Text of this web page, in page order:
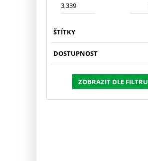
ŠTÍTKY
DOSTUPNOST
ZOBRAZIT DLE FILTRU